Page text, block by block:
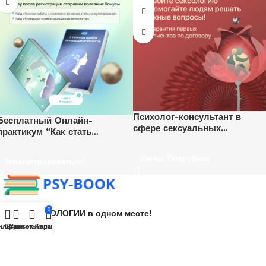
Онлайн-
“Как стать
Психолог-консультант в
сфере сексуальных
Все О ПСИХОЛОГИИ в одном месте!
Сравнить
Список желаний
0
Корзина